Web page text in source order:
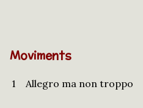
Moviments
1 Allegro ma non troppo